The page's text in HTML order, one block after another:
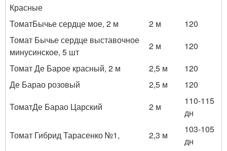
Красные
ТоматБычье сердце мое, 2 м 2 м
120
Томат Бычье сердце выставочное
минусинское, 5 шт
2 м
120
Томат Де Барое красный, 2 м
2,5 м
120
Де Барао розовый
2,5 м
120
ТоматДе Барао Царский 2 м
110-115
дн
Томат Гибрид Тарасенко №1, 2,3 м
103-105
дн